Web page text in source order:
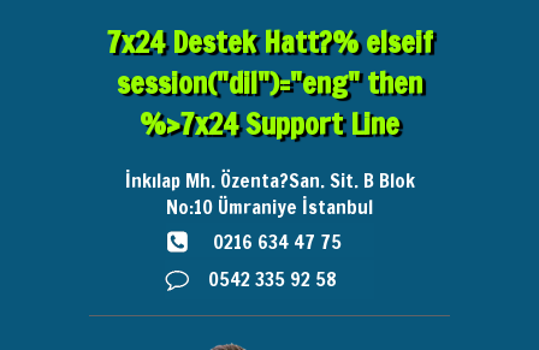
7x24 Destek Hatt?% elseif
session("dil")="eng" then
%>7x24 Support Line
İnkılap Mh. Özenta?San. Sit. B Blok
No:10 Ümraniye İstanbul
0216 634 47 75
0542 335 92 58